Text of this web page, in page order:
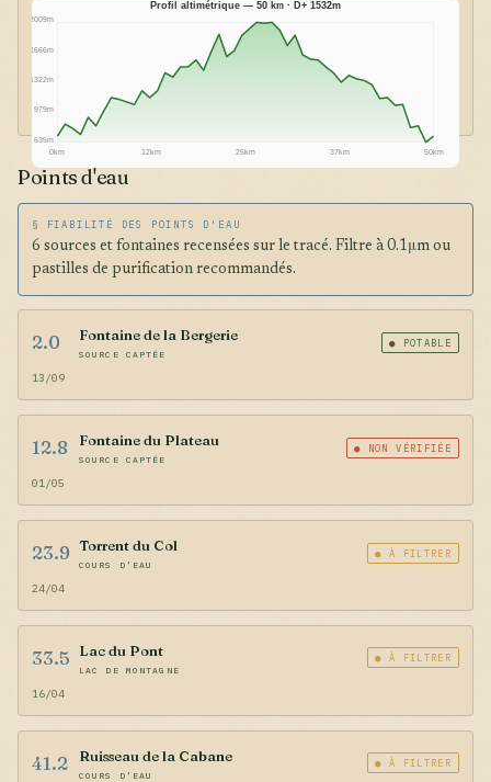
635m
979m
1322m
1666m
2009m
0km 12km 25km 37km 50km
Profil altimétrique — 50 km · D+ 1532m
Points d'eau
§ FIABILITÉ DES POINTS D'EAU
6 sources et fontaines recensées sur le tracé. Filtre à 0.1μm ou
pastilles de purification recommandés.
2.0 Fontaine de la Bergerie
SOURCE CAPTÉE
● POTABLE
13/09
12.8 Fontaine du Plateau
SOURCE CAPTÉE
● NON VÉRIFIÉE
01/05
23.9 Torrent du Col
COURS D'EAU
● À FILTRER
24/04
33.5 Lac du Pont
LAC DE MONTAGNE
● À FILTRER
16/04
41.2 Ruisseau de la Cabane
COURS D'EAU
● À FILTRER